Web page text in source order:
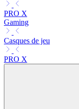
PRO X
Gaming
Casques de jeu
PRO X